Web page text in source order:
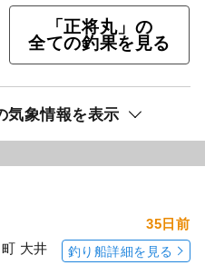
「正将丸」の
全ての釣果を見る
気象情報を表示
大井
35日前
釣り船詳細を見る